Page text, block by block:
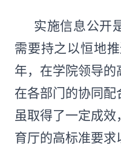
实施信息公开
需要持之以恒地
年，在学院领导的
在各部门的协同
虽取得了一定成
育厅的高标准要